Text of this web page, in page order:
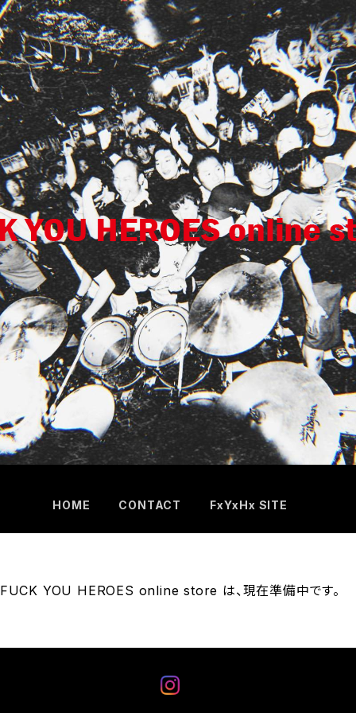
HOME CONTACT FxYxHx SITE
FUCK YOU HEROES online store は、現在準備中です。